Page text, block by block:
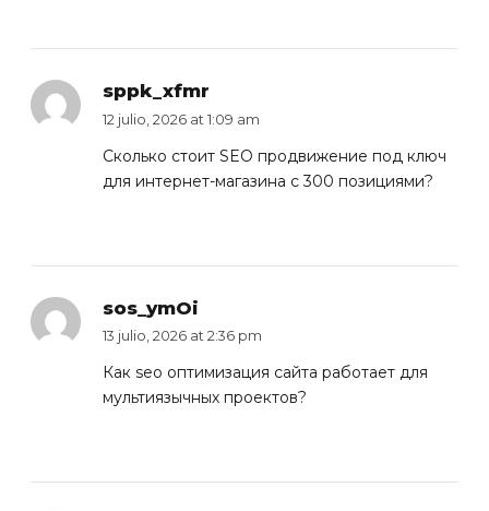
sppk_xfmr
12 julio, 2026 at 1:09 am
Сколько стоит SEO продвижение под ключ
для интернет-магазина с 300 позициями?
sos_ymOi
13 julio, 2026 at 2:36 pm
Как seo оптимизация сайта работает для
мультиязычных проектов?